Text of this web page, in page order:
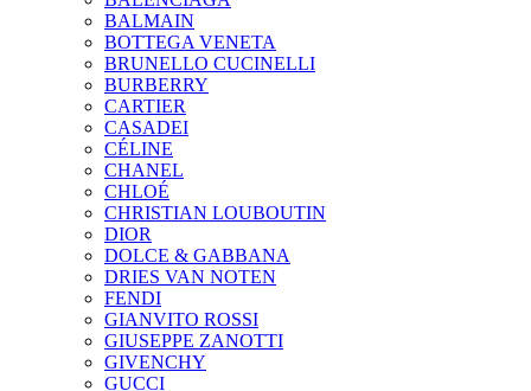
BALMAIN
BOTTEGA VENETA
BRUNELLO CUCINELLI
BURBERRY
CARTIER
CASADEI
CÉLINE
CHANEL
CHLOÉ
CHRISTIAN LOUBOUTIN
DIOR
DOLCE & GABBANA
DRIES VAN NOTEN
FENDI
GIANVITO ROSSI
GIUSEPPE ZANOTTI
GIVENCHY
GUCCI